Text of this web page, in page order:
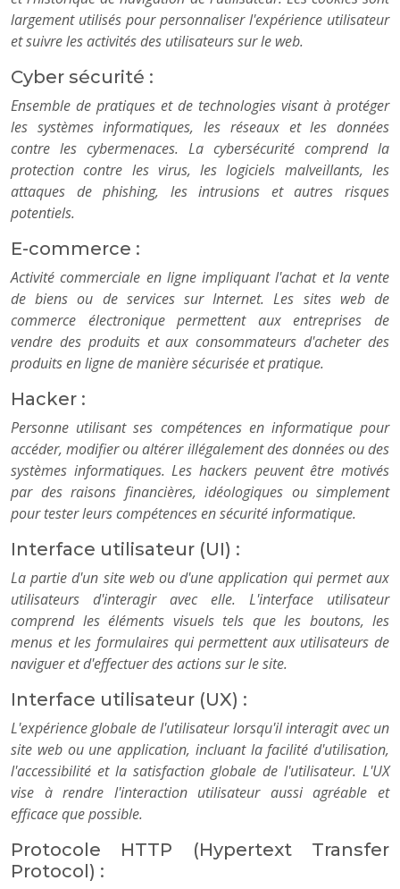
largement utilisés pour personnaliser l'expérience utilisateur
et suivre les activités des utilisateurs sur le web.
Cyber sécurité :
Ensemble de pratiques et de technologies visant à protéger
les systèmes informatiques, les réseaux et les données
contre les cybermenaces. La cybersécurité comprend la
protection contre les virus, les logiciels malveillants, les
attaques de phishing, les intrusions et autres risques
potentiels.
E-commerce :
Activité commerciale en ligne impliquant l'achat et la vente
de biens ou de services sur Internet. Les sites web de
commerce électronique permettent aux entreprises de
vendre des produits et aux consommateurs d'acheter des
produits en ligne de manière sécurisée et pratique.
Hacker :
Personne utilisant ses compétences en informatique pour
accéder, modifier ou altérer illégalement des données ou des
systèmes informatiques. Les hackers peuvent être motivés
par des raisons financières, idéologiques ou simplement
pour tester leurs compétences en sécurité informatique.
Interface utilisateur (UI) :
La partie d'un site web ou d'une application qui permet aux
utilisateurs d'interagir avec elle. L'interface utilisateur
comprend les éléments visuels tels que les boutons, les
menus et les formulaires qui permettent aux utilisateurs de
naviguer et d'effectuer des actions sur le site.
Interface utilisateur (UX) :
L'expérience globale de l'utilisateur lorsqu'il interagit avec un
site web ou une application, incluant la facilité d'utilisation,
l'accessibilité et la satisfaction globale de l'utilisateur. L'UX
vise à rendre l'interaction utilisateur aussi agréable et
efficace que possible.
Protocole HTTP (Hypertext Transfer
Protocol) :